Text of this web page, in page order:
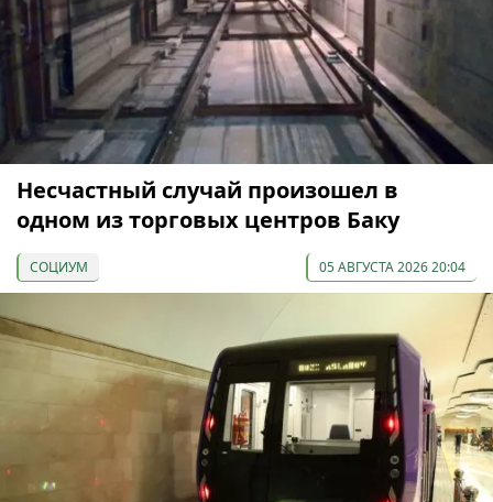
Несчастный случай произошел в
одном из торговых центров Баку
СОЦИУМ 05 АВГУСТА 2026 20:04